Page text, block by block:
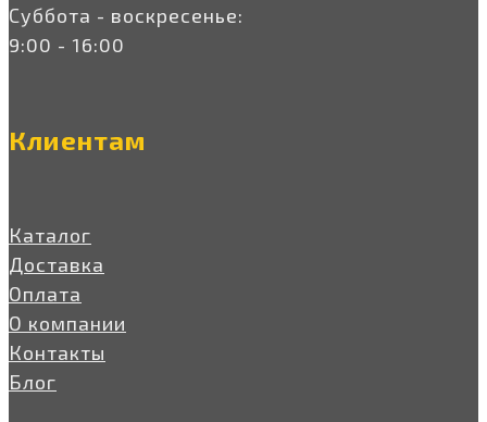
Суббота - воскресенье:
9:00 - 16:00
Клиентам
Каталог
Доставка
Оплата
О компании
Контакты
Блог